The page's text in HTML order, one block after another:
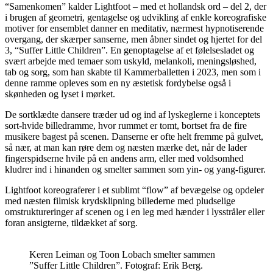
“Samenkomen” kalder Lightfoot – med et hollandsk ord – del 2, der
i brugen af geometri, gentagelse og udvikling af enkle koreografiske
motiver for ensemblet danner en meditativ, nærmest hypnotiserende
overgang, der skærper sanserne, men åbner sindet og hjertet for del
3, “Suffer Little Children”. En genoptagelse af et følelsesladet og
svært arbejde med temaer som uskyld, melankoli, meningsløshed,
tab og sorg, som han skabte til Kammerballetten i 2023, men som i
denne ramme opleves som en ny æstetisk fordybelse også i
skønheden og lyset i mørket.
De sortklædte dansere træder ud og ind af lyskeglerne i konceptets
sort-hvide billedramme, hvor rummet er tomt, bortset fra de fire
musikere bagest på scenen. Danserne er ofte helt fremme på gulvet,
så nær, at man kan røre dem og næsten mærke det, når de lader
fingerspidserne hvile på en andens arm, eller med voldsomhed
kludrer ind i hinanden og smelter sammen som yin- og yang-figurer.
Lightfoot koreograferer i et sublimt “flow” af bevægelse og opdeler
med næsten filmisk krydsklipning billederne med pludselige
omstruktureringer af scenen og i en leg med hænder i lysstråler eller
foran ansigterne, tildækket af sorg.
Keren Leiman og Toon Lobach smelter sammen
”Suffer Little Children”. Fotograf: Erik Berg.